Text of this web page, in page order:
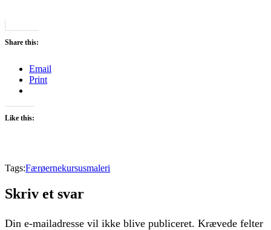
Share this:
Email
Print
Like this:
Tags:Færøernekursusmaleri
Skriv et svar
Din e-mailadresse vil ikke blive publiceret. Krævede felter